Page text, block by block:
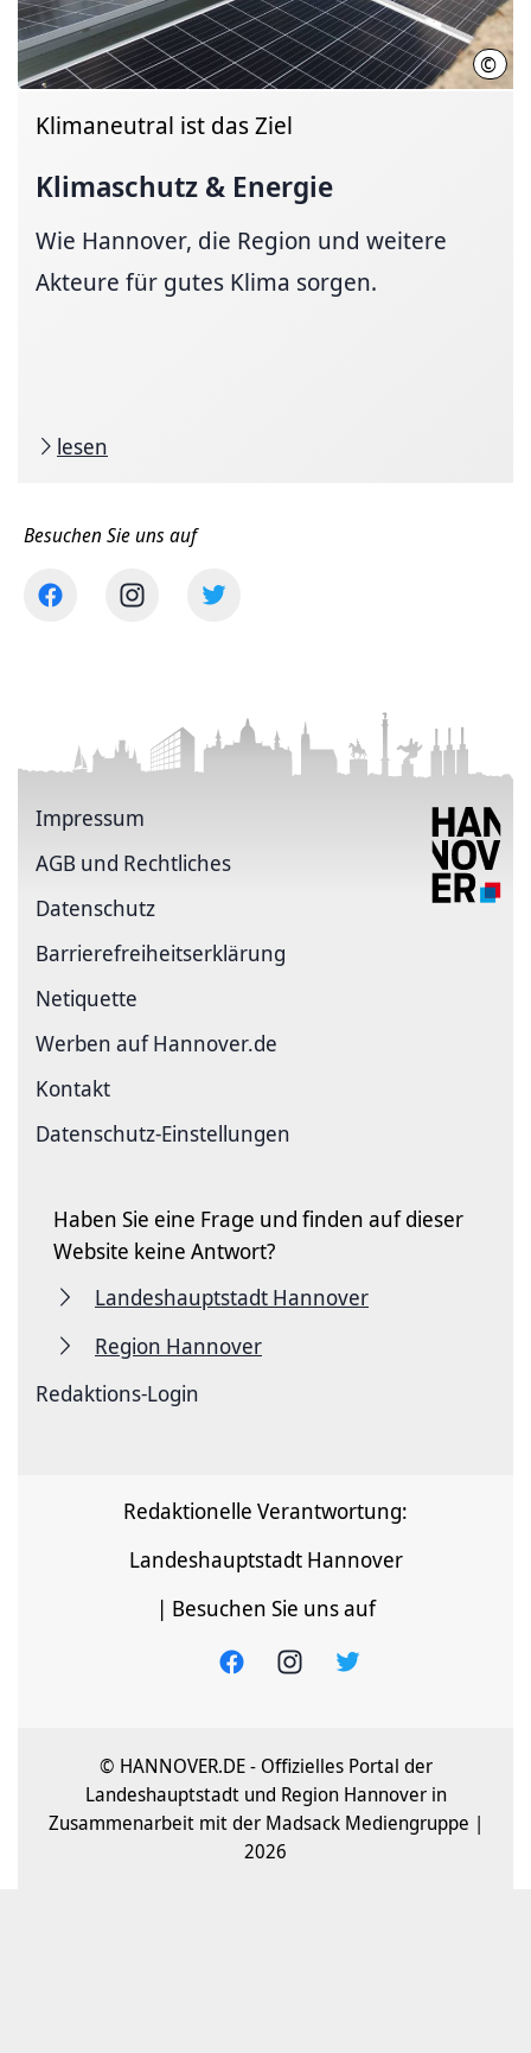
©
Klimaneutral ist das Ziel
Klimaschutz & Energie
Wie Hannover, die Region und weitere
Akteure für gutes Klima sorgen.
lesen
Besuchen Sie uns auf
Impressum
AGB und Rechtliches
Datenschutz
Barriere­freiheits­erklärung
Netiquette
Werben auf Hannover.de
Kontakt
Datenschutz-Einstellungen
Haben Sie eine Frage und finden auf dieser
Website keine Antwort?
Landeshauptstadt Hannover
Region Hannover
Redaktions-Login
Redaktionelle Verantwortung:
Landeshauptstadt Hannover
| Besuchen Sie uns auf
© HANNOVER.DE - Offizielles Portal der
Landeshauptstadt und Region Hannover in
Zusammenarbeit mit der Madsack Mediengruppe |
2026